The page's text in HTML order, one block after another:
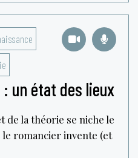
un état des lieux
de la théorie se niche le
le romancier invente (et